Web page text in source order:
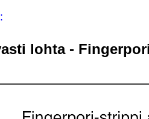
lohta -